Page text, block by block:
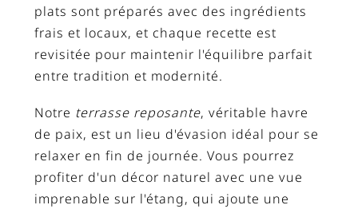
plats sont préparés avec des ingrédients
frais et locaux, et chaque recette est
revisitée pour maintenir l'équilibre parfait
entre tradition et modernité.
Notre terrasse reposante, véritable havre
de paix, est un lieu d'évasion idéal pour se
relaxer en fin de journée. Vous pourrez
profiter d'un décor naturel avec une vue
imprenable sur l'étang, qui ajoute une